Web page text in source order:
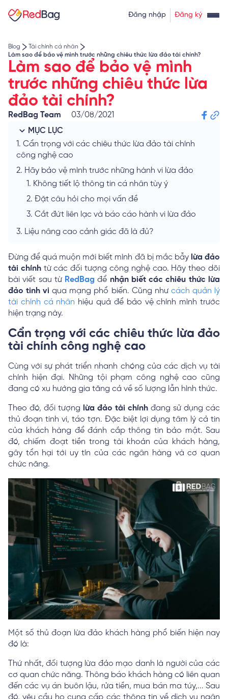
Đăng nhập Đăng ký
Tính lãi vay
Về chúng tôi
Blog
Tài chính cá nhân
Làm sao để bảo vệ mình trước những chiêu thức lừa đảo tài chính?
Làm sao để bảo vệ mình
trước những chiêu thức lừa
đảo tài chính?
RedBag Team
03/08/2021
MỤC LỤC
1. Cẩn trọng với các chiêu thức lừa đảo tài chính
công nghệ cao
2. Hãy bảo vệ mình trước những hành vi lừa đảo
1. Không tiết lộ thông tin cá nhân tùy ý
2. Đặt câu hỏi cho mọi vấn đề
3. Cắt đứt liên lạc và báo cáo hành vi lừa đảo
3. Liệu nâng cao cảnh giác đã là đủ?
Đừng để quá muộn mới biết mình đã bị mắc bẫy lừa đảo
tài chínhtừ các đối tượng công nghệ cao. Hãy theo dõi
bài viết sau từ RedBag để nhận biết các chiêu thức lừa
đảo tinh vi qua mạng phổ biến. Cũng như cách quản lý
tài chính cá nhân hiệu quả để bảo vệ chính mình trước
hiện trạng này.
Cẩn trọng với các chiêu thức lừa đảo
tài chính công nghệ cao
Cùng với sự phát triển nhanh chóng của các dịch vụ tài
chính hiện đại. Những tội phạm công nghệ cao cũng
đang có xu hướng gia tăng cả về số lượng lẫn hình thức.
Theo đó, đối tượng lừa đảo tài chính đang sử dụng các
thủ đoạn tinh vi, táo tợn. Đặc biệt lợi dụng tâm lý cả tin
của khách hàng để đánh cắp thông tin bảo mật. Sau
đó, chiếm đoạt tiền trong tài khoản của khách hàng,
gây tổn hại tới uy tín của các ngân hàng và cơ quan
chức năng.
Một số thủ đoạn lừa đảo khách hàng phổ biến hiện nay
đó là:
Thứ nhất, đối tượng lừa đảo mạo danh là người của các
cơ quan chức năng. Thông báo khách hàng có liên quan
đến các vụ án buôn lậu, rửa tiền, mua bán ma túy,... Sau